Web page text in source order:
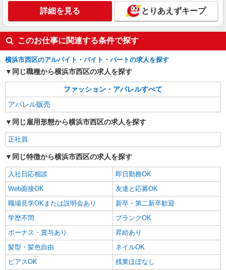
［アルバイト］時給1,250円〜 ◆交通費規定支
〒220-0012 神奈川県横浜市西区みなとみらい
三丁目5番1号 マークイズみなとみらい
キープ 詳細を見る
詳細を見る とりあえずキープ
このお仕事に関連する条件で探す
横浜市西区のアルバイト・バイト・パートの求人を探す
同じ職種から横浜市西区の求人を探す
ファッション・アパレルすべて
アパレル販売
同じ雇用形態から横浜市西区の求人を探す
正社員
同じ特徴から横浜市西区の求人を探す
入社日応相談
即日勤務OK
Web面接OK
友達と応募OK
職場見学OKまたは説明会あり
新卒・第二新卒歓迎
学歴不問
ブランクOK
ボーナス・賞与あり
昇給あり
髪型・髪色自由
ネイルOK
ピアスOK
残業ほぼなし